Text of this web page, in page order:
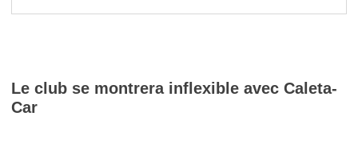
Le club se montrera inflexible avec Caleta-
Car